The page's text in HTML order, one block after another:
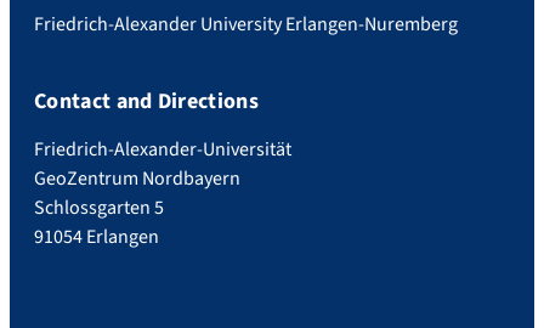
Friedrich-Alexander University Erlangen-Nuremberg
Contact and Directions
Friedrich-Alexander-Universität
GeoZentrum Nordbayern
Schlossgarten 5
91054 Erlangen